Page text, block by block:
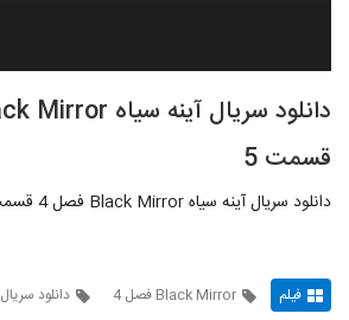
قسمت 5
دانلود سریال آینه سیاه Black Mirror فصل 4 قسمت 5 زیرنویس فارسی
فیلم Black Mirror فصل 4
دانلود سریال